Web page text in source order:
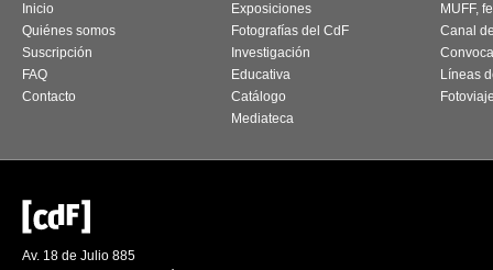
Inicio
Quiénes somos
Suscripción
FAQ
Contacto
Exposiciones
Fotografías del CdF
Investigación
Educativa
Catálogo
Mediateca
MUFF,
Canal
Líneas
Av. 18 de Julio 885